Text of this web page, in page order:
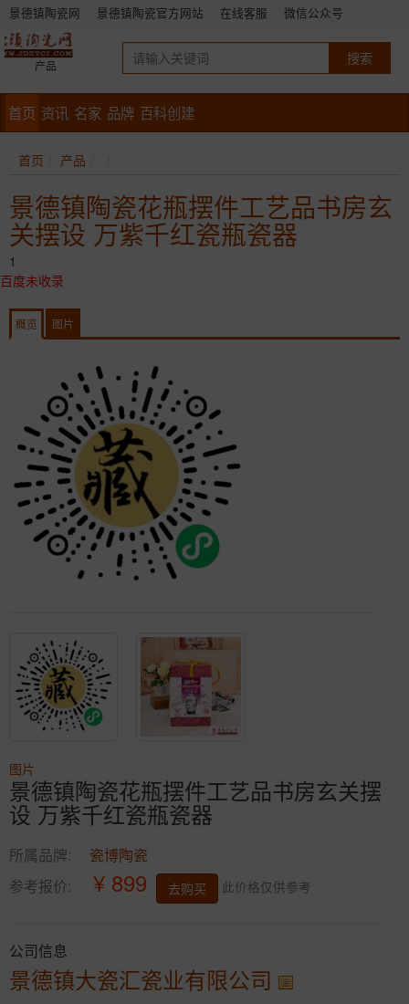
景德镇陶瓷网 景德镇陶瓷官方网站 在线客服 微信公众号
产品
首页 资讯 名家 品牌 百科创建
首页 产品
景德镇陶瓷花瓶摆件工艺品书房玄
关摆设 万紫千红瓷瓶瓷器
1
百度未收录
概览 图片
图片
景德镇陶瓷花瓶摆件工艺品书房玄关摆
设 万紫千红瓷瓶瓷器
所属品牌:
瓷博陶瓷
参考报价:
¥ 899 去购买 此价格仅供参考
公司信息
景德镇大瓷汇瓷业有限公司